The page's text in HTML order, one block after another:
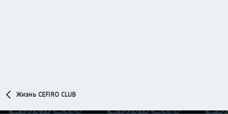
Жизнь CEFIRO CLUB